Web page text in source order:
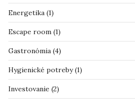
Energetika(1)
Escape room(1)
Gastronómia(4)
Hygienické potreby(1)
Investovanie (2)